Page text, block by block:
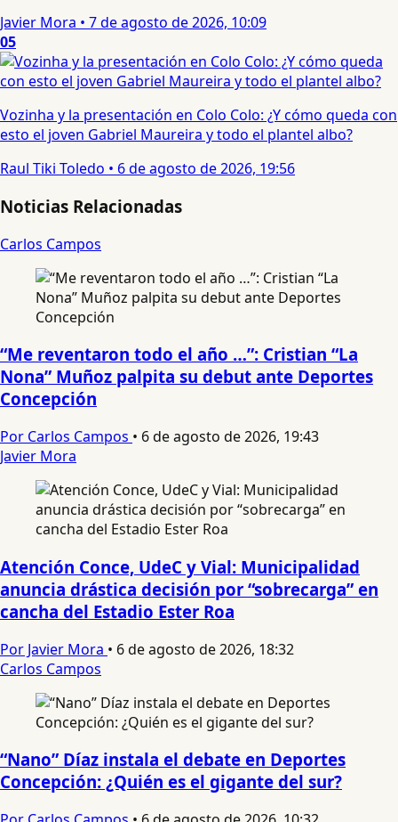
Javier Mora • 7 de agosto de 2026, 10:09
05
Vozinha y la presentación en Colo Colo: ¿Y cómo queda con
esto el joven Gabriel Maureira y todo el plantel albo?
Raul Tiki Toledo • 6 de agosto de 2026, 19:56
Noticias Relacionadas
Carlos Campos
“Me reventaron todo el año …”: Cristian “La
Nona” Muñoz palpita su debut ante Deportes
Concepción
Por Carlos Campos • 6 de agosto de 2026, 19:43
Javier Mora
Atención Conce, UdeC y Vial: Municipalidad
anuncia drástica decisión por “sobrecarga” en
cancha del Estadio Ester Roa
Por Javier Mora • 6 de agosto de 2026, 18:32
Carlos Campos
“Nano” Díaz instala el debate en Deportes
Concepción: ¿Quién es el gigante del sur?